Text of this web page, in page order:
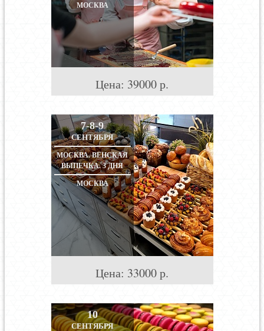
МОСКВА
Цена: 39000р.
7-8-9
СЕНТЯБРЯ
МОСКВА. ВЕНСКАЯ
ВЫПЕЧКА. 3 ДНЯ
МОСКВА
Цена: 33000р.
10
СЕНТЯБРЯ